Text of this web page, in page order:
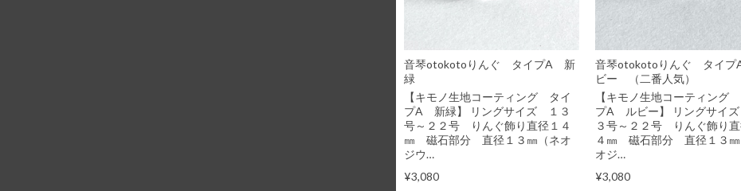
音琴otokotoりんぐ タイプA 新
緑
【キモノ生地コーティング タイ
プA 新緑】 リングサイズ １３
号～２２号 りんぐ飾り直径１４
㎜ 磁石部分 直径１３㎜（ネオ
ジウ…
¥3,080
音琴otokotoりんぐ タイ
ビー （二番人気）
【キモノ生地コーティング
プA ルビー】 リングサイ
３号～２２号 りんぐ飾り直
４㎜ 磁石部分 直径１３㎜
オジ…
¥3,080